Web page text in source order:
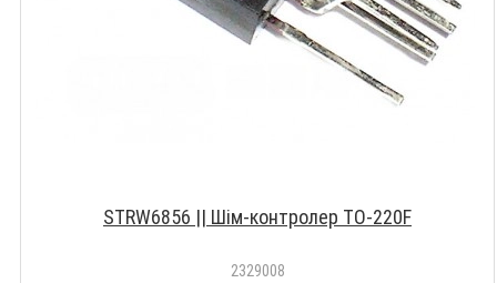
STRW6856 || Шім-контролер TO-220F
2329008